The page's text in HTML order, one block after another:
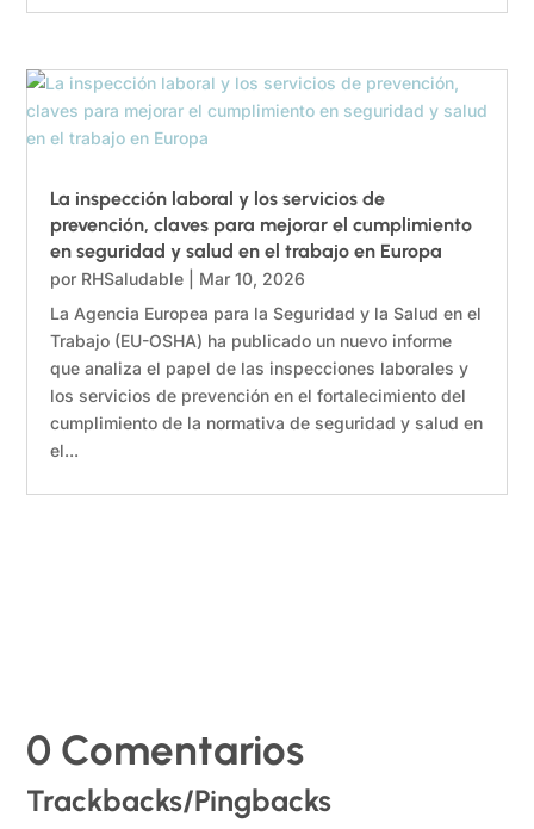
La inspección laboral y los servicios de
prevención, claves para mejorar el cumplimiento
en seguridad y salud en el trabajo en Europa
por RHSaludable
Mar 10, 2026
La Agencia Europea para la Seguridad y la Salud en el
Trabajo (EU-OSHA) ha publicado un nuevo informe
que analiza el papel de las inspecciones laborales y
los servicios de prevención en el fortalecimiento del
cumplimiento de la normativa de seguridad y salud en
el...
0 Comentarios
Trackbacks/Pingbacks